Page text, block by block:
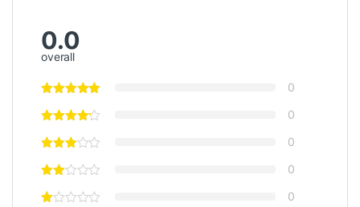
0.0
overall
0
0
0
0
0